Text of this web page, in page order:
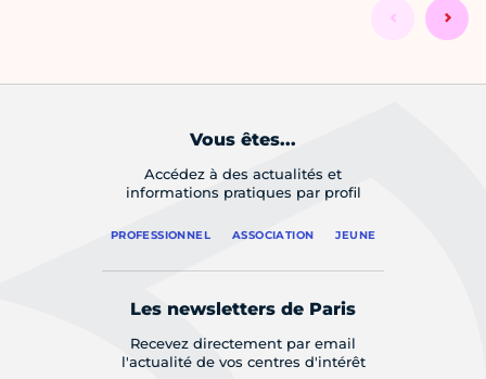
Vous êtes...
Accédez à des actualités et
informations pratiques par profil
PROFESSIONNEL ASSOCIATION JEUNE
Les newsletters de Paris
Recevez directement par email
l'actualité de vos centres d'intérêt